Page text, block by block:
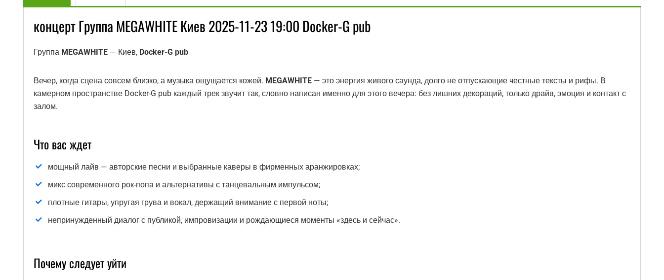
концерт Группа MEGAWHITE Киев 2025-11-23 19:00 Docker-G pub
Группа MEGAWHITE — Киев, Docker-G pub
Вечер, когда сцена совсем близко, а музыка ощущается кожей. MEGAWHITE — это энергия живого саунда, долго не отпускающие честные тексты и рифы. В
камерном пространстве Docker-G pub ​​каждый трек звучит так, словно написан именно для этого вечера: без лишних декораций, только драйв, эмоция и контакт с
залом.
Что вас ждет
мощный лайв — авторские песни и выбранные каверы в фирменных аранжировках;
микс современного рок-попа и альтернативы с танцевальным импульсом;
плотные гитары, упругая грува и вокал, держащий внимание с первой ноты;
непринужденный диалог с публикой, импровизации и рождающиеся моменты «здесь и сейчас».
Почему следует уйти